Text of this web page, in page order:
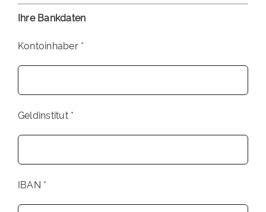
Ihre Bankdaten
Kontoinhaber *
Geldinstitut *
IBAN *